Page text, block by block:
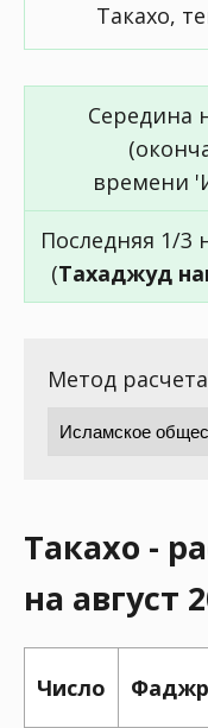
Такахо,
Середина
времени
Последняя 1/3
(Тахаджуд
Метод
Такахо -
на август
Число Фаджр